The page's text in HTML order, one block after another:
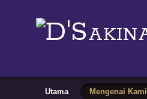
Utama Mengenai Kami